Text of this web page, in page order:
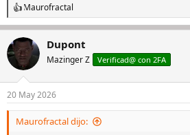
R
e
a
c
c
i
e
s
Maurofractal
Dupont
Mazinger Z Verificad@ con 2FA
20 May 2026
Maurofractal dijo: